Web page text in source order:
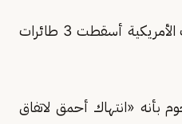
وأضاف «ترامب» أن «القوات الأمريكية أسقطت 3 طائرات
بأنه «انتهاك أحمق لاتفاق